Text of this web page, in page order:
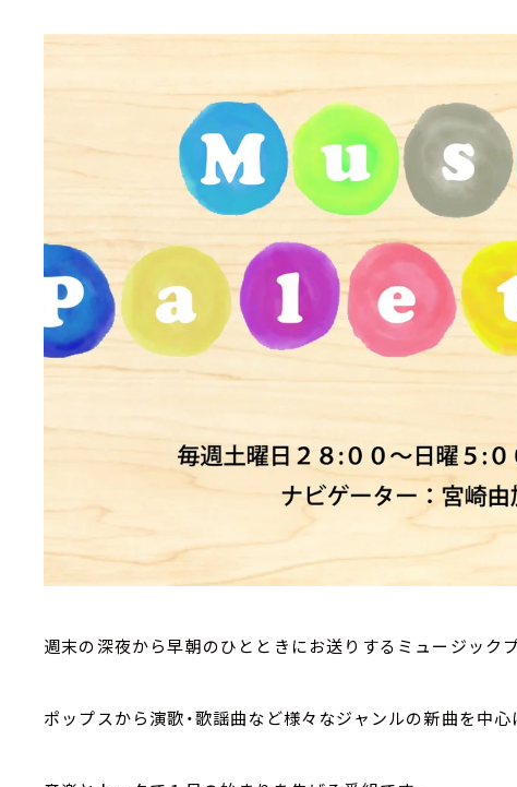
週末の深夜から早朝のひとときにお送りするミュージックプ
ポップスから演歌・歌謡曲など様々なジャンルの新曲を中心